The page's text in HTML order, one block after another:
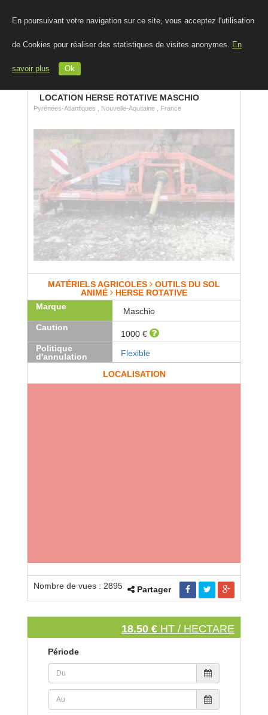
En poursuivant votre navigation sur ce site, vous acceptez l'utilisation
de Cookies pour réaliser des statistiques de visites anonymes. En
savoir plus Ok
LOCATION HERSE ROTATIVE MASCHIO
Pyrénées-Atlantiques , Nouvelle-Aquitaine , France
MATÉRIELS AGRICOLES
OUTILS DU SOL
ANIMÉ
HERSE ROTATIVE
Marque
Maschio
Caution
1000 €
Politique
d'annulation
Flexible
LOCALISATION
Nombre de vues : 2895 Partager
18.50 € HT / HECTARE
Période